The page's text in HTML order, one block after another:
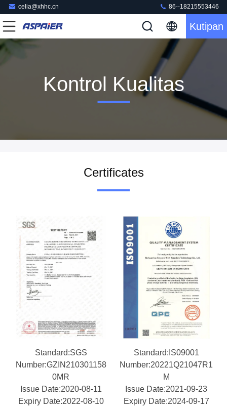
celia@xhhc.cn 86--18215553446
Kutipan
Kontrol Kualitas
Certificates
Standard:SGS
Number:GZIN210301158
0MR
Issue Date:2020-08-11
Expiry Date:2022-08-10
Standard:IS09001
Number:20221Q21047R1
M
Issue Date:2021-09-23
Expiry Date:2024-09-17